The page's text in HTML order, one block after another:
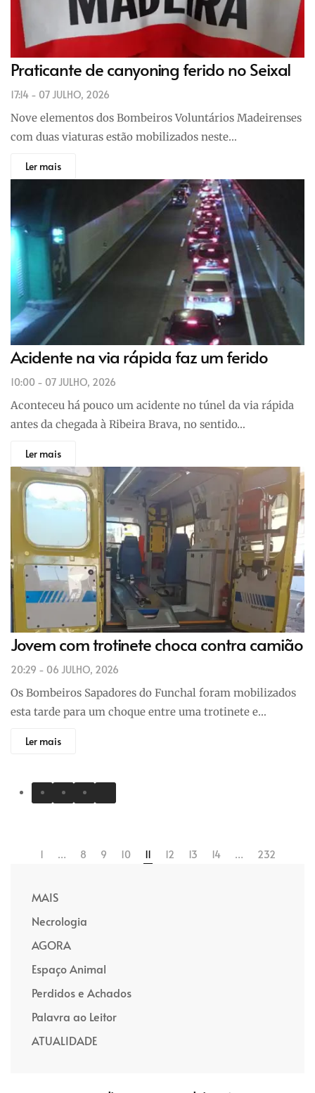
Praticante de canyoning ferido no Seixal
17:14 - 07 JULHO, 2026
Nove elementos dos Bombeiros Voluntários Madeirenses
com duas viaturas estão mobilizados neste…
Ler mais
Acidente na via rápida faz um ferido
10:00 - 07 JULHO, 2026
Aconteceu há pouco um acidente no túnel da via rápida
antes da chegada à Ribeira Brava, no sentido…
Ler mais
Jovem com trotinete choca contra camião
20:29 - 06 JULHO, 2026
Os Bombeiros Sapadores do Funchal foram mobilizados
esta tarde para um choque entre uma trotinete e…
Ler mais
1 … 8 9 10 11 12 13 14 … 232
MAIS
Necrologia
AGORA
Espaço Animal
Perdidos e Achados
Palavra ao Leitor
ATUALIDADE